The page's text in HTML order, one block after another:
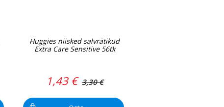
Huggies niisked salvrätikud
Extra Care Sensitive 56tk
1,43 € 3,30 €